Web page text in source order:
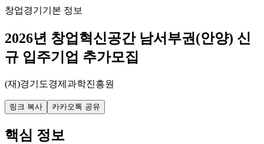
창업경기 기본 정보
2026년 창업혁신공간 남서부권(안양) 신
규 입주기업 추가모집
(재)경기도경제과학진흥원
링크 복사 카카오톡 공유
핵심 정보